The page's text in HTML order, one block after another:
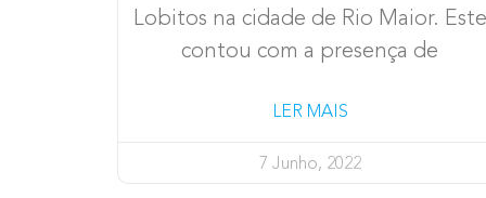
Lobitos na cidade de Rio Maior. Este
contou com a presença de
LER MAIS
7 Junho, 2022